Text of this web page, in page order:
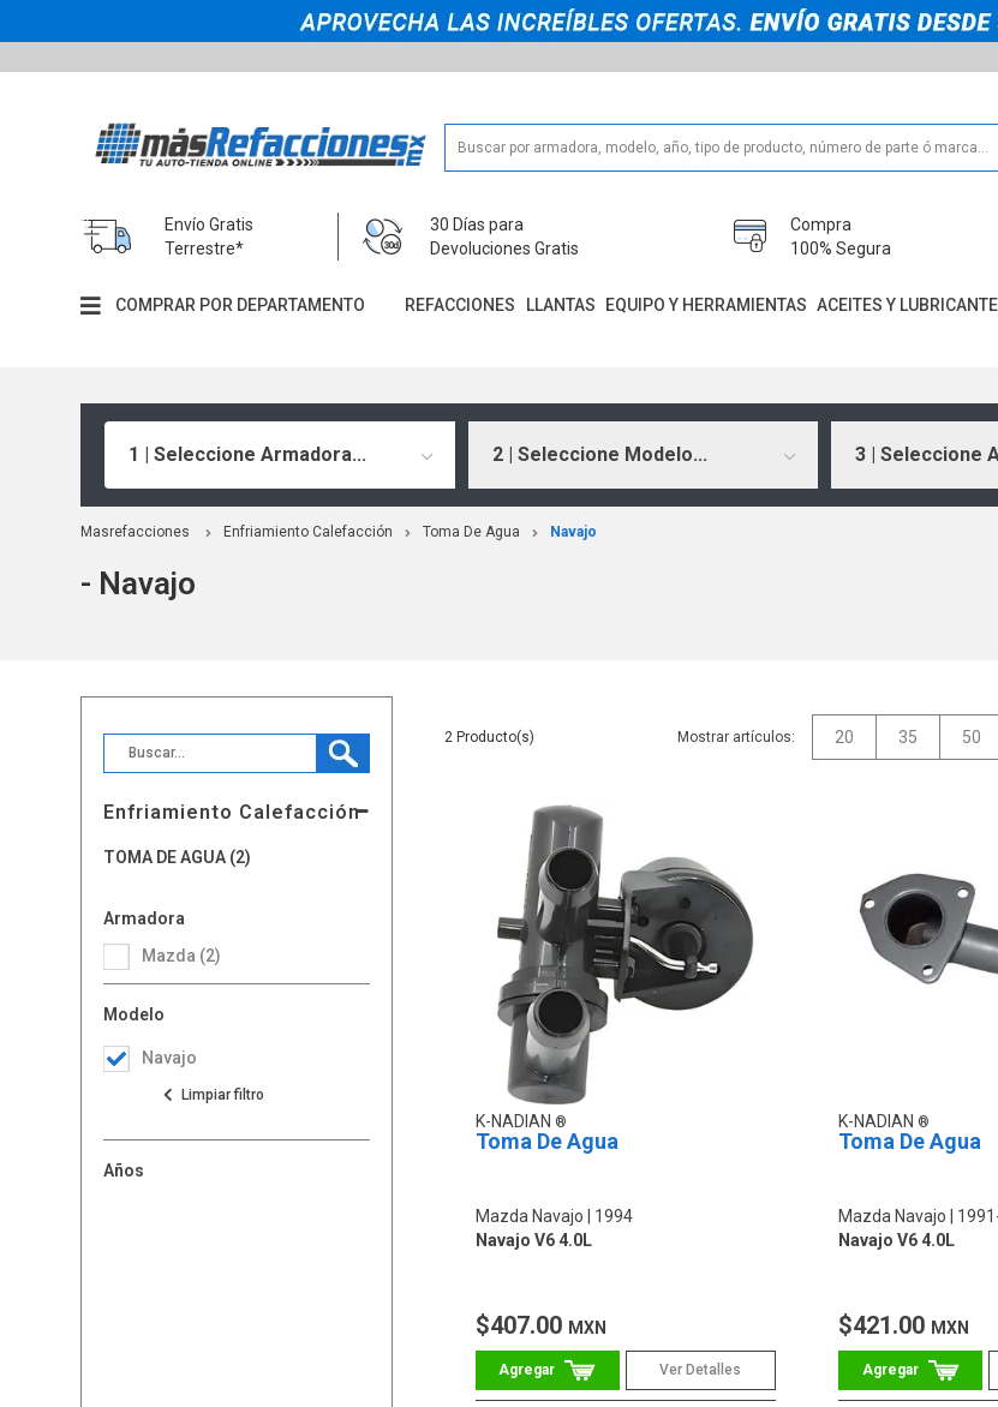
Envío Gratis
Terrestre*
30 Días para
Devoluciones Gratis
Compra
100% Segura
COMPRAR POR DEPARTAMENTO REFACCIONES LLANTAS EQUIPO Y HERRAMIENTAS ACEITES Y
1 | Seleccione Armadora... 2 | Seleccione Modelo... 3 | Seleccione
Masrefacciones Enfriamiento Calefacción Toma De Agua Navajo
- Navajo
Enfriamiento Calefacción
TOMA DE AGUA (2)
Armadora
Mazda (2)
Modelo
Navajo
Años
2 Mostrar artículos: 20 35 50
K-NADIAN
Toma De Agua
Mazda Navajo
1994
Navajo V6 4.0L
$407.00 MXN
Ver Detalles
K-NADIAN
Toma De Agua
Mazda Navajo
Navajo V6 4.0L
$421.00 MXN